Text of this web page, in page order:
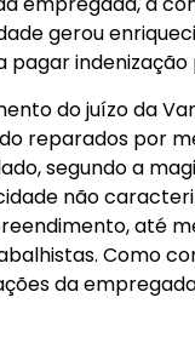
gerou
pagar
do juízo da
reparados por
segundo a
não
até
Como
da